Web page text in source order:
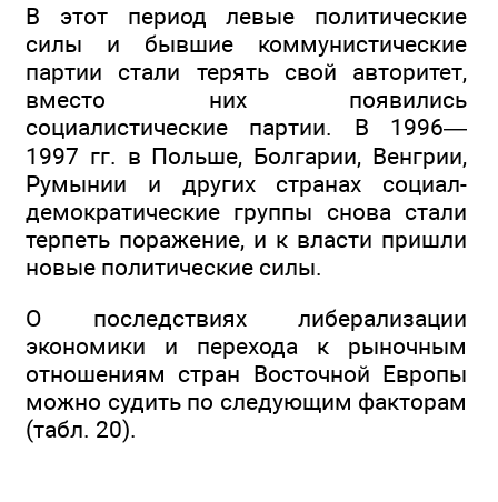
В этот период левые политические
силы и бывшие коммунистические
партии стали терять свой авторитет,
вместо них появились
социалистические партии. В 1996—
1997 гг. в Польше, Болгарии, Венгрии,
Румынии и других странах социал-
демократические группы снова стали
терпеть поражение, и к власти пришли
новые политические силы.
О последствиях либерализации
экономики и перехода к рыночным
отношениям стран Восточной Европы
можно судить по следующим факторам
(табл. 20).